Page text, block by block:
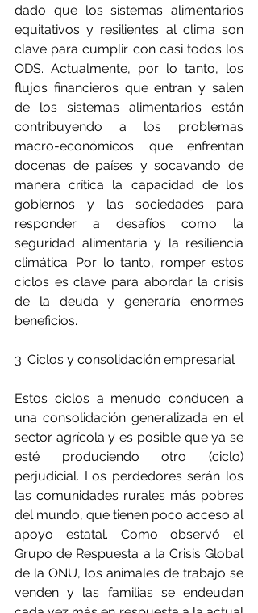
dado que los sistemas alimentarios
equitativos y resilientes al clima son
clave para cumplir con casi todos los
ODS. Actualmente, por lo tanto, los
flujos financieros que entran y salen
de los sistemas alimentarios están
contribuyendo a los problemas
macro-económicos que enfrentan
docenas de países y socavando de
manera crítica la capacidad de los
gobiernos y las sociedades para
responder a desafíos como la
seguridad alimentaria y la resiliencia
climática. Por lo tanto, romper estos
ciclos es clave para abordar la crisis
de la deuda y generaría enormes
beneficios.
3. Ciclos y consolidación empresarial
Estos ciclos a menudo conducen a
una consolidación generalizada en el
sector agrícola y es posible que ya se
esté produciendo otro (ciclo)
perjudicial. Los perdedores serán los
las comunidades rurales más pobres
del mundo, que tienen poco acceso al
apoyo estatal. Como observó el
Grupo de Respuesta a la Crisis Global
de la ONU, los animales de trabajo se
venden y las familias se endeudan